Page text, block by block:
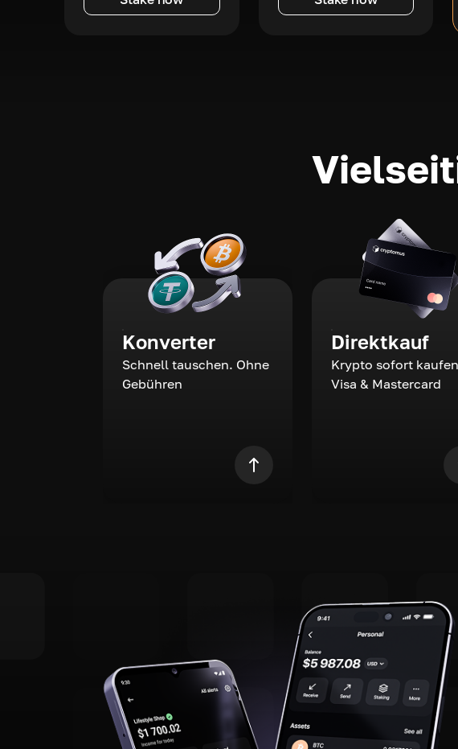
Konverter
Schnell tauschen. Ohne
Gebühren
Direktkauf
Krypto sofort
Visa & Mastercard